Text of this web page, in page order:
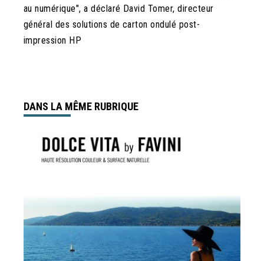
au numérique", a déclaré David Tomer, directeur
général des solutions de carton ondulé post-
impression HP
DANS LA MÊME RUBRIQUE